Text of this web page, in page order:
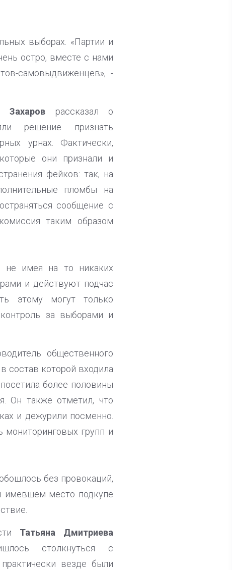
выборах. «Партии и
остро, вместе с нами
самовыдвиженцев», -
Захаров рассказал о
решение признать
урнах. Фактически,
они признали и
фейков: так, на
пломбы на
сообщение с
таким образом
не имея на то никаких
и действуют подчас
этому могут только
за выборами и
общественного
состав которой входила
более половины
Он также отметил, что
и дежурили посменно.
групп и
без провокаций,
имевшем место подкупе
Татьяна Дмитриева
столкнуться с
везде были